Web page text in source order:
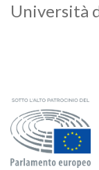
Università